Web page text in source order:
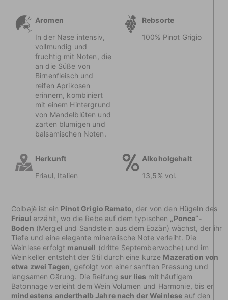
Aromen
In der Nase intensiv,
vollmundig und
fruchtig mit Noten, die
an die Süße von
Birnenfleisch und
reifen Aprikosen
erinnern, kombiniert
mit einem Hintergrund
von Mandelblüten und
zarten blumigen und
balsamischen Noten.
Rebsorte
100% Pinot Grigio
Herkunft
Friaul, Italien
Alkoholgehalt
13,5% vol.
Colbajè ist ein Pinot Grigio Ramato , der von den Hügeln des
Friaul erzählt, wo die Rebe auf dem typischen
„Ponca”-
Boden (Mergel und Sandstein aus dem Eozän) wächst, der ihr
Tiefe und eine elegante mineralische Note verleiht. Die
Weinlese erfolgt manuell (dritte Septemberwoche) und im
Weinkeller entsteht der Stil durch eine kurze Mazeration von
etwa zwei Tagen , gefolgt von einer sanften Pressung und
langsamen Gärung. Die Reifung sur lies mit häufigem
Batonnage verleiht dem Wein Volumen und Harmonie, bis er
mindestens anderthalb Jahre nach der Weinlese auf den